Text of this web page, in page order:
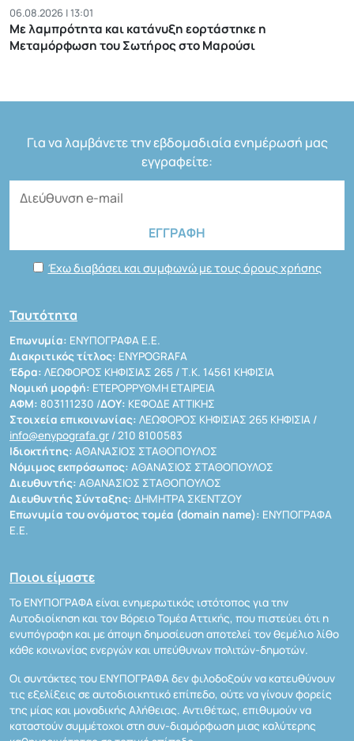
06.08.2026 | 13:01
Με λαμπρότητα και κατάνυξη εορτάστηκε η
Μεταμόρφωση του Σωτήρος στο Μαρούσι
Για να λαμβάνετε την εβδομαδιαία ενημέρωσή μας
εγγραφείτε:
Έχω διαβάσει και συμφωνώ με τους όρους χρήσης
Ταυτότητα
Επωνυμία: ΕΝΥΠΟΓΡΑΦΑ Ε.Ε.
Διακριτικός τίτλος: ENYPOGRAFA
Έδρα: ΛΕΩΦΟΡΟΣ ΚΗΦΙΣΙΑΣ 265 / Τ.Κ. 14561 ΚΗΦΙΣΙΑ
Νομική μορφή: ΕΤΕΡΟΡΡΥΘΜΗ ΕΤΑΙΡΕΙΑ
ΑΦΜ: 803111230 /ΔΟΥ: ΚΕΦΟΔΕ ΑΤΤΙΚΗΣ
Στοιχεία επικοινωνίας: ΛΕΩΦΟΡΟΣ ΚΗΦΙΣΙΑΣ 265 ΚΗΦΙΣΙΑ /
info@enypografa.gr / 210 8100583
Ιδιοκτήτης: ΑΘΑΝΑΣΙΟΣ ΣΤΑΘΟΠΟΥΛΟΣ
Νόμιμος εκπρόσωπος: ΑΘΑΝΑΣΙΟΣ ΣΤΑΘΟΠΟΥΛΟΣ
Διευθυντής: ΑΘΑΝΑΣΙΟΣ ΣΤΑΘΟΠΟΥΛΟΣ
Διευθυντής Σύνταξης: ΔΗΜΗΤΡΑ ΣΚΕΝΤΖΟΥ
Επωνυμία του ονόματος τομέα (domain name): ΕΝΥΠΟΓΡΑΦΑ
Ε.Ε.
Ποιοι είμαστε
Το ΕΝΥΠΟΓΡΑΦΑ είναι ενημερωτικός ιστότοπος για την
Αυτοδιοίκηση και τον Βόρειο Τομέα Αττικής, που πιστεύει ότι η
ενυπόγραφη και με άποψη δημοσίευση αποτελεί τον θεμέλιο λίθο
κάθε κοινωνίας ενεργών και υπεύθυνων πολιτών-δημοτών.
Οι συντάκτες του ΕΝΥΠΟΓΡΑΦΑ δεν φιλοδοξούν να κατευθύνουν
τις εξελίξεις σε αυτοδιοικητικό επίπεδο, ούτε να γίνουν φορείς
της μίας και μοναδικής Αλήθειας. Αντιθέτως, επιθυμούν να
καταστούν συμμέτοχοι στη συν-διαμόρφωση μιας καλύτερης